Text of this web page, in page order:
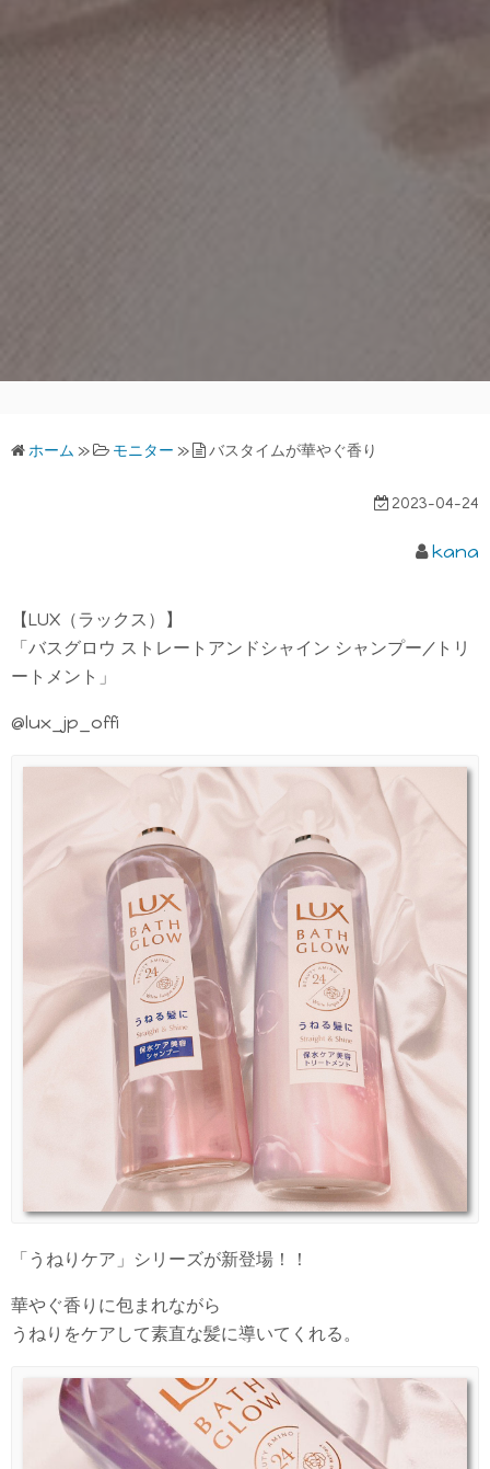
ホーム » モニター » バスタイムが華やぐ香り
2023-04-24
kana
【LUX（ラックス）】
「バスグロウ ストレートアンドシャイン シャンプー/トリ
ートメント」
@lux_jp_offi
「うねりケア」シリーズが新登場！！
華やぐ香りに包まれながら
うねりをケアして素直な髪に導いてくれる。